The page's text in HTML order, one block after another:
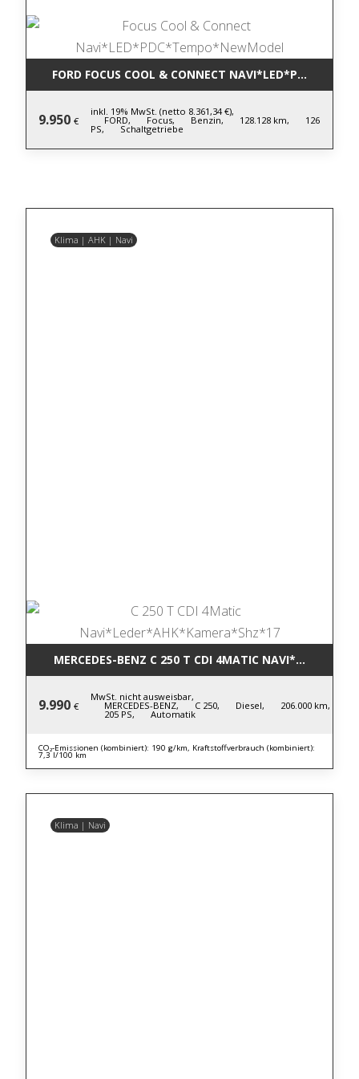
FORD FOCUS COOL & CONNECT
9.950 €
inkl. 19% MwSt. (netto 8.361,34 €),
FORD, Focus, Benzin, 128.128 km, 126
PS, Schaltgetriebe
Klima | AHK | Navi
MERCEDES-BENZ C 250 T CDI 4MATIC
9.990 €
MwSt. nicht ausweisbar,
MERCEDES-BENZ, C 250, Diesel, 206.000 km,
205 PS, Automatik
CO₂-Emissionen (kombiniert): 190 g/km, Kraftstoffverbrauch (kombiniert):
7,3 l/100 km
Klima | Navi